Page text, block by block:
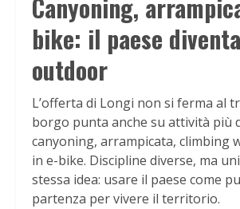
Canyoning,
bike: il paese
outdoor
L’offerta di Longi non si ferma al
borgo punta anche su attività più
canyoning, arrampicata, climbing
in e-bike. Discipline diverse, ma
stessa idea: usare il paese come
partenza per vivere il territorio.